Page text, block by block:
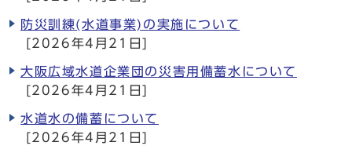
防災訓練(水道事業)の実施について
[2026年4月21日]
大阪広域水道企業団の災害用備蓄水について
[2026年4月21日]
水道水の備蓄について
[2026年4月21日]